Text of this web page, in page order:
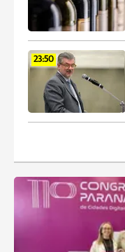
23:50